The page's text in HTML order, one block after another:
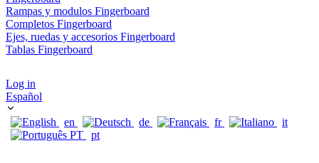
Rampas y modulos Fingerboard
Completos Fingerboard
Ejes, ruedas y accesorios Fingerboard
Tablas Fingerboard
Log in
Español
en de fr
it
pt